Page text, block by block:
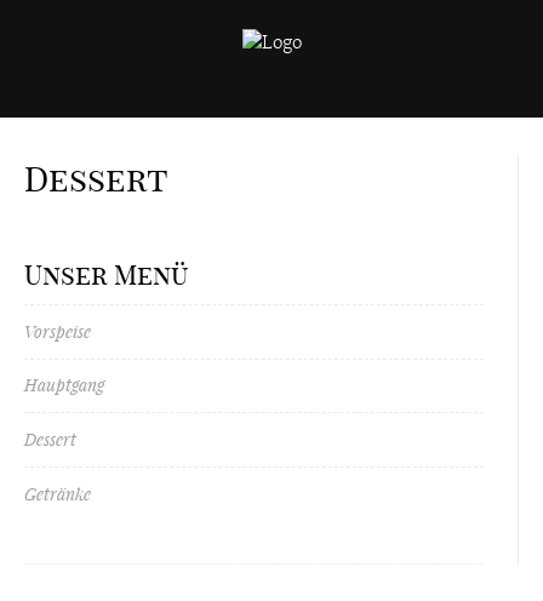
Dessert
Unser Menü
Vorspeise
Hauptgang
Dessert
Getränke